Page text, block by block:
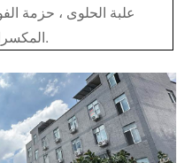
علبة الحلوى ، حزمة
المكسرات ، صندوق النبيذ.